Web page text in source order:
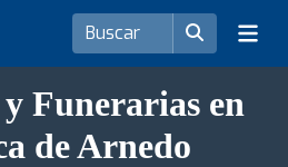
Funerarias en
de Arnedo